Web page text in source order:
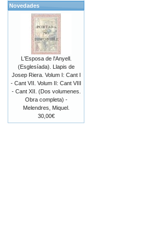
Novedades
L'Esposa de l'Anyell.
(Esglesíada). Llapis de
Josep Riera. Volum I: Cant I
- Cant VII. Volum II: Cant VIII
- Cant XII. (Dos volumenes.
Obra completa) -
Melendres, Miquel.
30,00€